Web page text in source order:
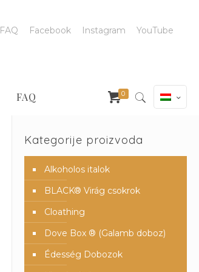
FAQ
FAQ Facebook Instagram YouTube
0
Kategorije proizvoda
Alkoholos italok
BLACK® Virág csokrok
Cloathing
Dove Box ® (Galamb doboz)
Édesség Dobozok